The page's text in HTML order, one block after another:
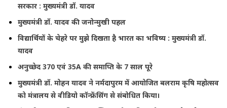
सरकार : मुख्यमंत्री डॉ. यादव
मुख्यमंत्री डॉ. यादव की जनोन्मुखी पहल
विद्यार्थियों के चेहरे पर मुझे दिखता है भारत का भविष्य : मुख्यमंत्री डॉ.
यादव
अनुच्छेद 370 एवं 35A की समाप्ति के 7 साल पूरे
मुख्यमंत्री डॉ. मोहन यादव ने नर्मदापुरम में आयोजित बलराम कृषि महोत्सव
को मंत्रालय से वीडियो कॉन्फ्रेंसिंग से संबोधित किया।